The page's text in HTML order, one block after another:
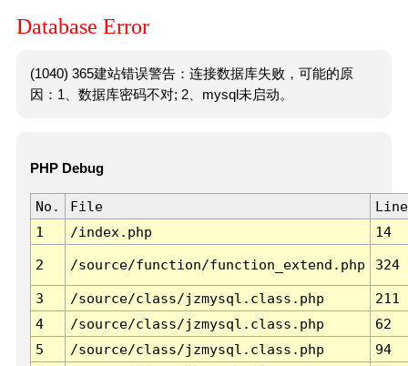
Database Error
(1040) 365建站错误警告：连接数据库失败，可能的原
因：1、数据库密码不对; 2、mysql未启动。
PHP Debug
No. File
Line
1
/index.php 14
2 /source/function/function_extend.php 324
3 /source/class/jzmysql.class.php
211
4
/source/class/jzmysql.class.php
62
5
/source/class/jzmysql.class.php
94